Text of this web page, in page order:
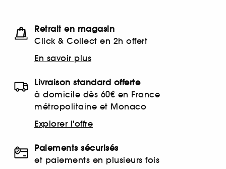
Retrait en magasin
Click & Collect en 2h offert
En savoir plus
Livraison standard offerte
à domicile dès 60€ en France
métropolitaine et Monaco
Explorer l'offre
Paiements sécurisés
et paiements en plusieurs fois